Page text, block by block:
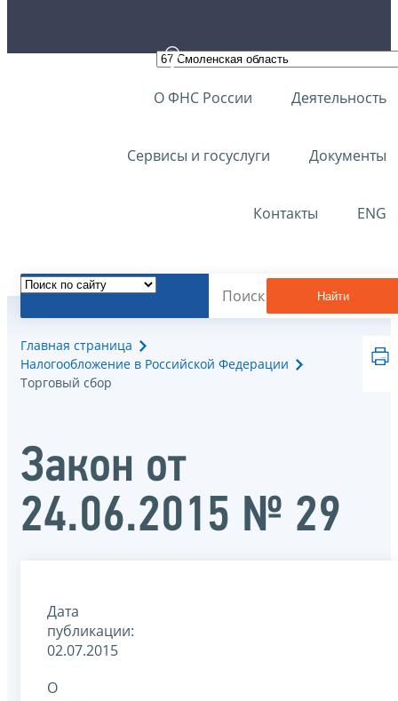
О ФНС России Деятельность
Сервисы и госуслуги Документы
Контакты ENG
Найти
Главная страница
Налогообложение в Российской Федерации
Торговый сбор
Закон от
24.06.2015 № 29
Дата
публикации:
02.07.2015
О